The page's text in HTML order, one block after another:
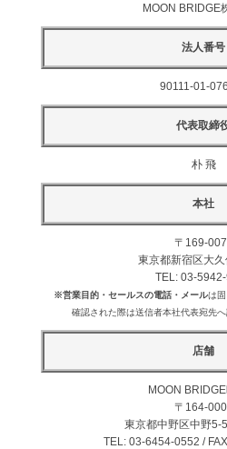
店舗案内
最新ニュース
ご利用ガイド
MOON BRIDGE
法人番号
90111-01-
代表取締
朴 飛
本社
〒169-
東京都新宿区大
TEL: 03-
※営業目的・セールスの電話・メールは固
確認された際は送信者本社代表宛先へ
店舗
MOON
〒164-
東京都中野区中野5-
TEL: 03-6454-0552 /